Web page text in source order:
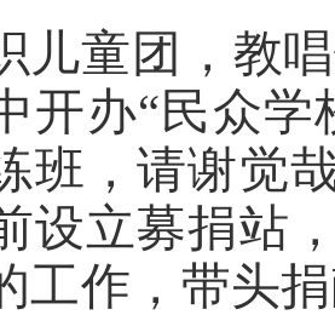
儿童团，教
开办“民众
班，请谢觉
设立募捐站
工作，带头